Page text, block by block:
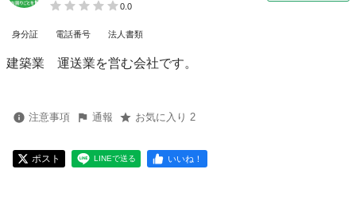
0.0
身分証 電話番号 法人書類
建築業 運送業を営む会社です。
注意事項 通報 お気に入り 2
ポスト LINEで送る いいね！